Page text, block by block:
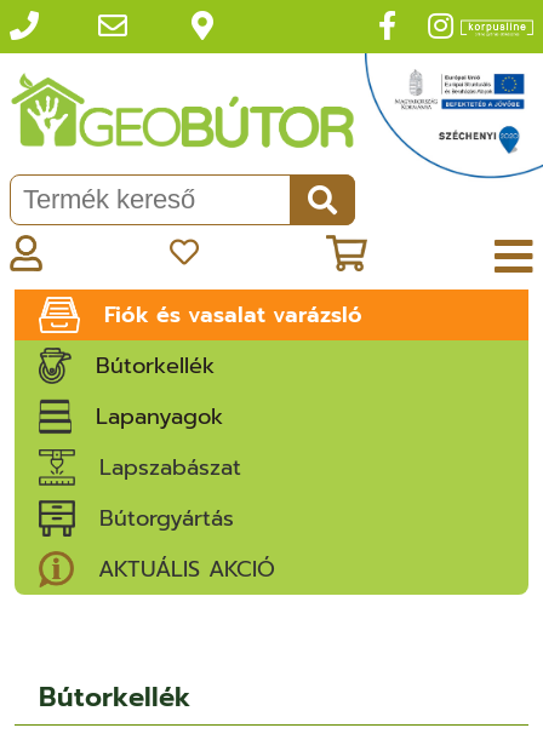
Fiók és vasalat varázsló
Bútorkellék
Lapanyagok
Lapszabászat
Bútorgyártás
AKTUÁLIS AKCIÓ
Bútorkellék